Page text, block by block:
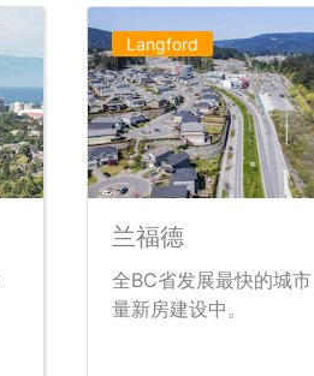
Langford
兰福德
全BC省发展最快的城
量新房建设中。